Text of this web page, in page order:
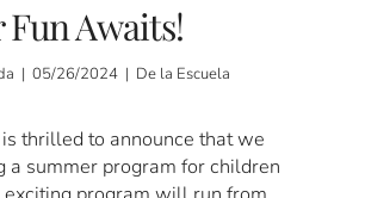
Awaits!
| 05/26/2024 | De la Escuela
thrilled to announce that we
a summer program for children